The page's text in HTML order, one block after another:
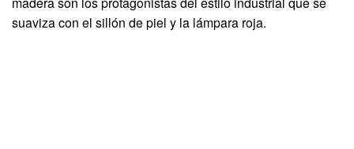
suaviza con el sillón de piel y la lámpara roja.